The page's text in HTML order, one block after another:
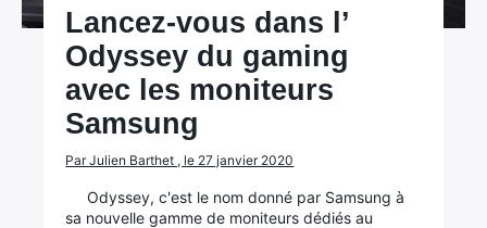
Lancez-vous dans l’
Odyssey du gaming
avec les moniteurs
Samsung
Par Julien Barthet , le 27 janvier 2020
Odyssey, c'est le nom donné par Samsung à
sa nouvelle gamme de moniteurs dédiés au